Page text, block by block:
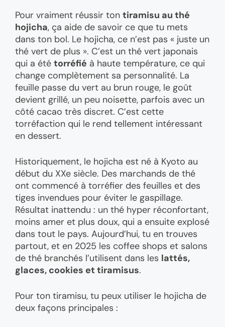
Pour vraiment réussir ton tiramisu au thé
hojicha, ça aide de savoir ce que tu mets
dans ton bol. Le hojicha, ce n’est pas « juste un
thé vert de plus ». C’est un thé vert japonais
qui a été torréfié à haute température, ce qui
change complètement sa personnalité. La
feuille passe du vert au brun rouge, le goût
devient grillé, un peu noisette, parfois avec un
côté cacao très discret. C’est cette
torréfaction qui le rend tellement intéressant
en dessert.
Historiquement, le hojicha est né à Kyoto au
début du XXe siècle. Des marchands de thé
ont commencé à torréfier des feuilles et des
tiges invendues pour éviter le gaspillage.
Résultat inattendu : un thé hyper réconfortant,
moins amer et plus doux, qui a ensuite explosé
dans tout le pays. Aujourd’hui, tu en trouves
partout, et en 2025 les coffee shops et salons
de thé branchés l’utilisent dans les lattés,
glaces, cookies et tiramisus.
Pour ton tiramisu, tu peux utiliser le hojicha de
deux façons principales :